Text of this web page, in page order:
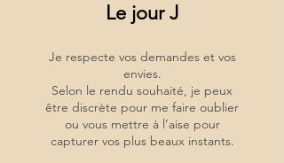
Le jour J
Je respecte vos demandes et vos
envies.
Selon le rendu souhaité, je peux
être discrète pour me faire oublier
ou vous mettre à l’aise pour
capturer vos plus beaux instants.